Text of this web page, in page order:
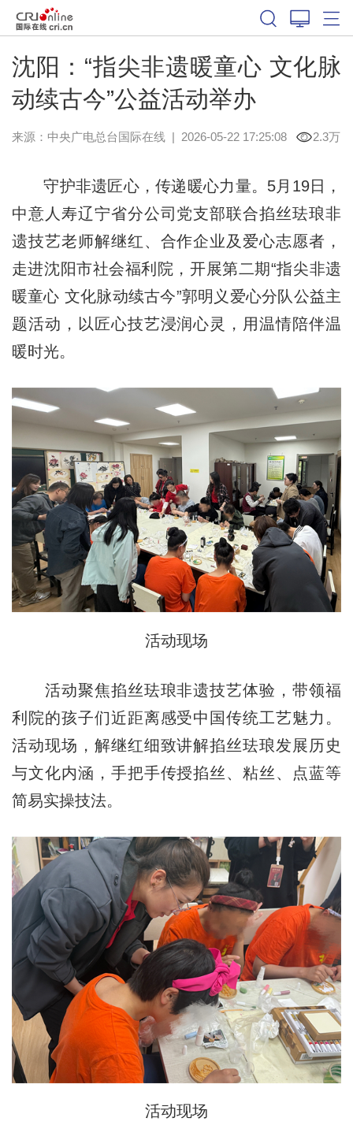
沈阳：“指尖非遗暖童心 文化脉
动续古今”公益活动举办
来源：中央广电总台国际在线| 2026-05-22 17:25:08 2.3万
守护非遗匠心，传递暖心力量。5月19日，
中意人寿辽宁省分公司党支部联合掐丝珐琅非
遗技艺老师解继红、合作企业及爱心志愿者，
走进沈阳市社会福利院，开展第二期“指尖非遗
暖童心 文化脉动续古今”郭明义爱心分队公益主
题活动，以匠心技艺浸润心灵，用温情陪伴温
暖时光。
活动现场
活动聚焦掐丝珐琅非遗技艺体验，带领福
利院的孩子们近距离感受中国传统工艺魅力。
活动现场，解继红细致讲解掐丝珐琅发展历史
与文化内涵，手把手传授掐丝、粘丝、点蓝等
简易实操技法。
活动现场